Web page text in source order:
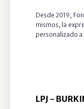
Desde 2019,
mismos, la
personalizado a
LPJ -